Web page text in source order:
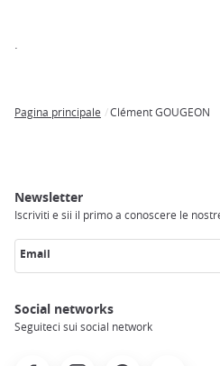
.
for
trap
after
iframe
Pagina principale Clément GOUGEON
Newsletter
Iscriviti e sii il primo a conoscere le
Email
Social networks
Seguiteci sui social network